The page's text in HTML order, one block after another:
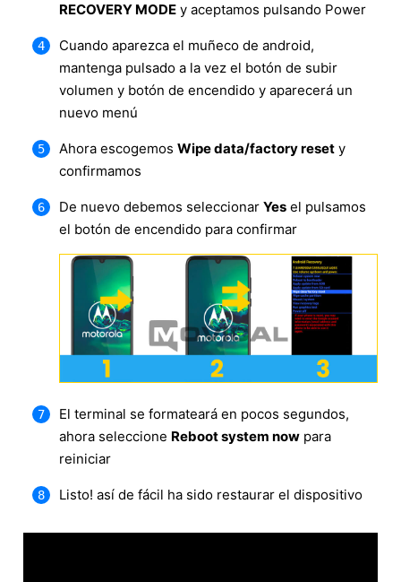
RECOVERY MODE y aceptamos pulsando Power
Cuando aparezca el muñeco de android,
mantenga pulsado a la vez el botón de subir
volumen y botón de encendido y aparecerá un
nuevo menú
Ahora escogemos Wipe data/factory reset y
confirmamos
De nuevo debemos seleccionar Yes el pulsamos
el botón de encendido para confirmar
El terminal se formateará en pocos segundos,
ahora seleccione Reboot system now para
reiniciar
Listo! así de fácil ha sido restaurar el dispositivo